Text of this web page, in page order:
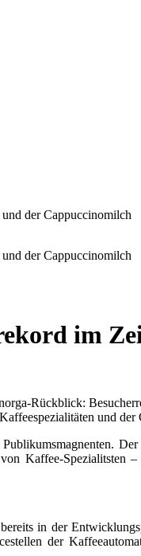
im
Rückblick:
Kaffeespezialitäten und der
Kaffee-
in der
der